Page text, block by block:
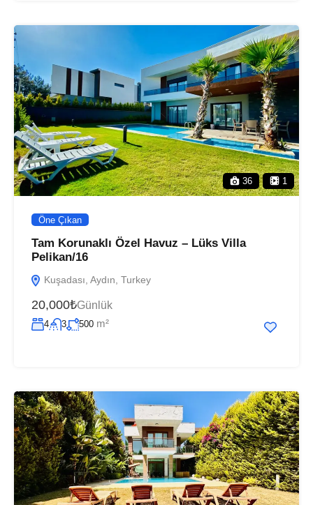
36 1
Öne Çıkan
Tam Korunaklı Özel Havuz – Lüks Villa
Pelikan/16
Kuşadası, Aydın, Turkey
20,000₺Günlük
4 3 500 m²